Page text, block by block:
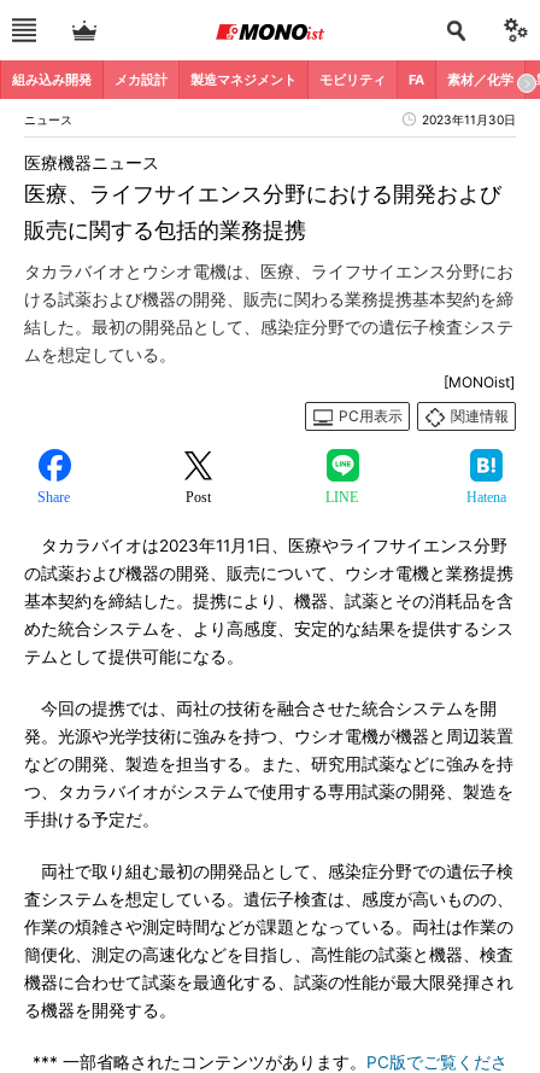
組み込み開発 メカ設計 製造マネジメント モビリティ FA 素材／化学
ニュース 2023年11月30日
医療、ライフサイエンス分野における開発および
販売に関する包括的業務提携
医療機器ニュース
タカラバイオとウシオ電機は、医療、ライフサイエンス分野にお
ける試薬および機器の開発、販売に関わる業務提携基本契約を締
結した。最初の開発品として、感染症分野での遺伝子検査システ
ムを想定している。
[MONOist]
PC用表示
関連情報
Share Post LINE Hatena
タカラバイオは2023年11月1日、医療やライフサイエンス分野
の試薬および機器の開発、販売について、ウシオ電機と業務提携
基本契約を締結した。提携により、機器、試薬とその消耗品を含
めた統合システムを、より高感度、安定的な結果を提供するシス
テムとして提供可能になる。
今回の提携では、両社の技術を融合させた統合システムを開
発。光源や光学技術に強みを持つ、ウシオ電機が機器と周辺装置
などの開発、製造を担当する。また、研究用試薬などに強みを持
つ、タカラバイオがシステムで使用する専用試薬の開発、製造を
手掛ける予定だ。
両社で取り組む最初の開発品として、感染症分野での遺伝子検
査システムを想定している。遺伝子検査は、感度が高いものの、
作業の煩雑さや測定時間などが課題となっている。両社は作業の
簡便化、測定の高速化などを目指し、高性能の試薬と機器、検査
機器に合わせて試薬を最適化する、試薬の性能が最大限発揮され
る機器を開発する。
*** 一部省略されたコンテンツがあります。 PC版でご覧くださ